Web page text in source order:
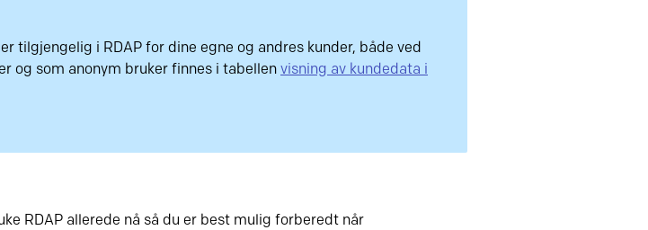
tilgjengelig i RDAP for dine egne og andres kunder, både ved
og som anonym bruker finnes i tabellen visning av kundedata i
RDAP allerede nå så du er best mulig forberedt når